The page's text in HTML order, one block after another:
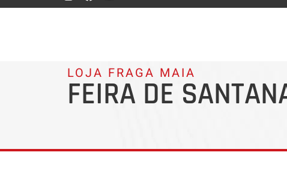
LOJA FRAGA MAIA
FEIRA DE